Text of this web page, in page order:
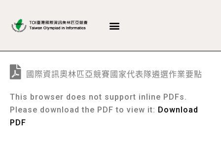
國際資訊奧林匹亞競賽國家代表隊遴選作業要點
This browser does not support inline PDFs.
Please download the PDF to view it: Download
PDF